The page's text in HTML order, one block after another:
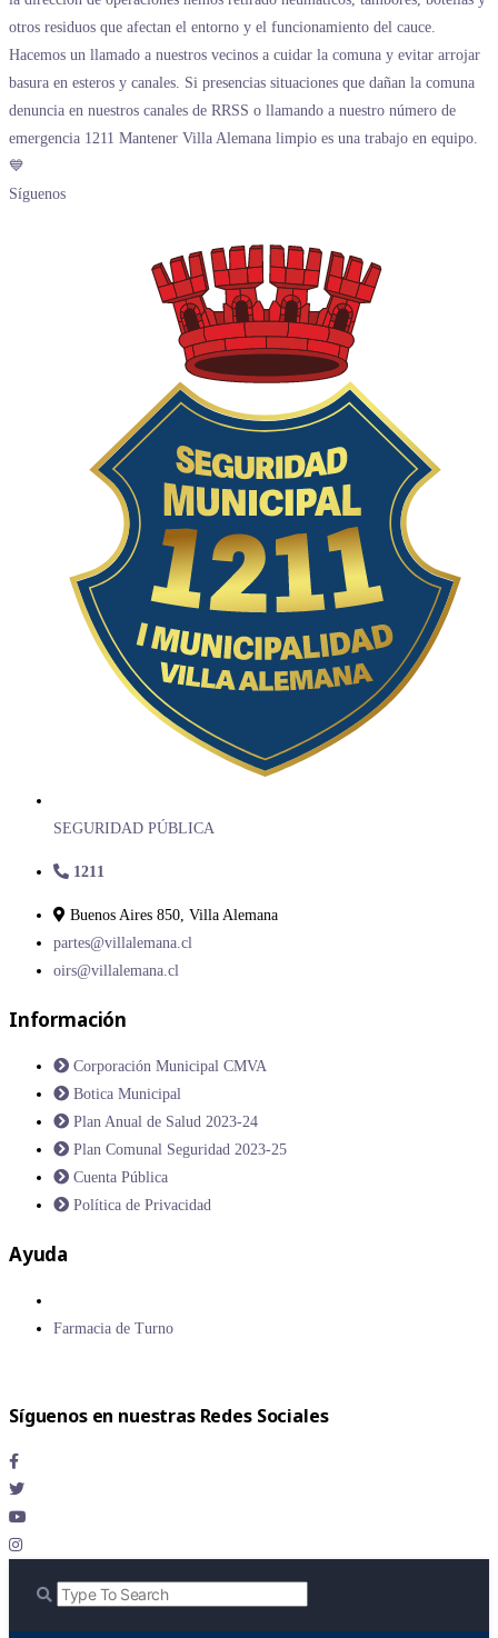
Síguenos
SEGURIDAD PÚBLICA
1211
Buenos Aires 850, Villa Alemana
partes@villalemana.cl
oirs@villalemana.cl
Información
Corporación Municipal CMVA
Botica Municipal
Plan Anual de Salud 2023-24
Plan Comunal Seguridad 2023-25
Cuenta Pública
Política de Privacidad
Ayuda
Farmacia de Turno
Síguenos en nuestras Redes Sociales